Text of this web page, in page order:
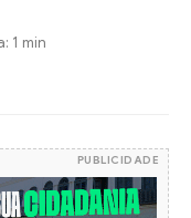
1 min
PUBLICIDADE